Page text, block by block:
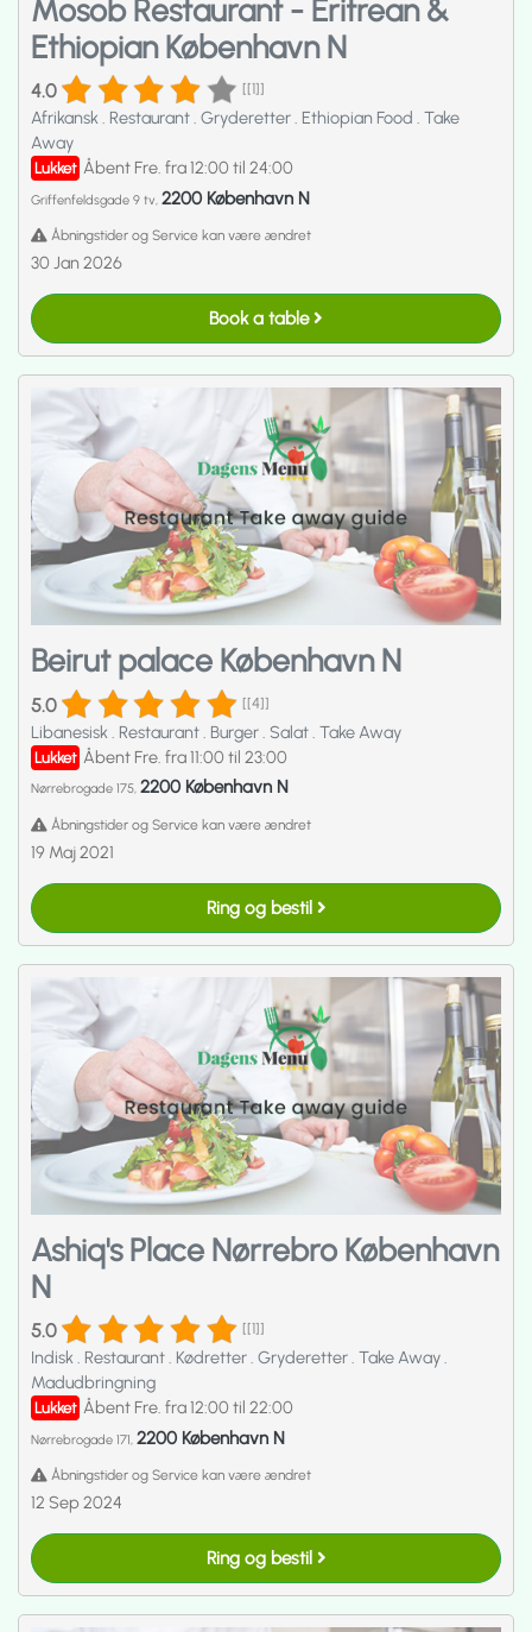
Mosob Restaurant - Eritrean &
Ethiopian København N
4.0 [[1]]
Afrikansk. Restaurant. Gryderetter. Ethiopian Food . Take
Away
Lukket Åbent Fre. fra 12:00 til 24:00
Griffenfeldsgade 9 tv, 2200 København N
Åbningstider og Service kan være ændret
30 Jan 2026
Book a table
Beirut palace København N
5.0 [[4]]
Libanesisk Restaurant Burger Salat Take Away
Lukket Åbent Fre. fra 11:00 til 23:00
Nørrebrogade 175, 2200 København N
Åbningstider og Service kan være ændret
19 Maj 2021
Ring og bestil
Ashiq's Place Nørrebro København
N
5.0 [[1]]
Indisk. Restaurant. Kødretter. Gryderetter. Take Away.
Madudbringning
Lukket Åbent Fre. fra 12:00 til 22:00
Nørrebrogade 171, 2200 København N
Åbningstider og Service kan være ændret
12 Sep 2024
Ring og bestil